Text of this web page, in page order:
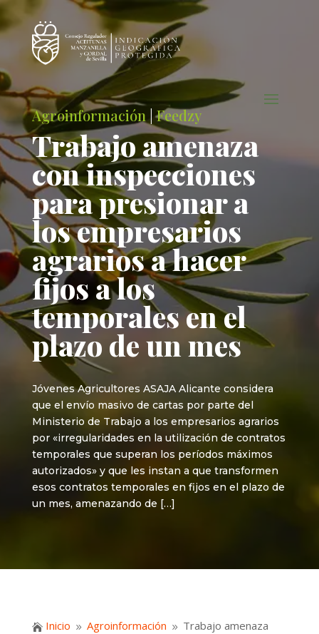
Agroinformación |Feedzy
Trabajo amenaza
con inspecciones
para presionar a
los empresarios
agrarios a hacer
fijos a los
temporales en el
plazo de un mes
Jóvenes Agricultores ASAJA Alicante considera
que el envío masivo de cartas por parte del
Ministerio de Trabajo a los empresarios agrarios
por «irregularidades en la utilización de contratos
temporales que superan los períodos máximos
autorizados» y que les instan a que transformen
esos contratos temporales en fijos en el plazo de
un mes, amenazando de […]
 Inicio 9 Agroinformación 9 Trabajo amenaza